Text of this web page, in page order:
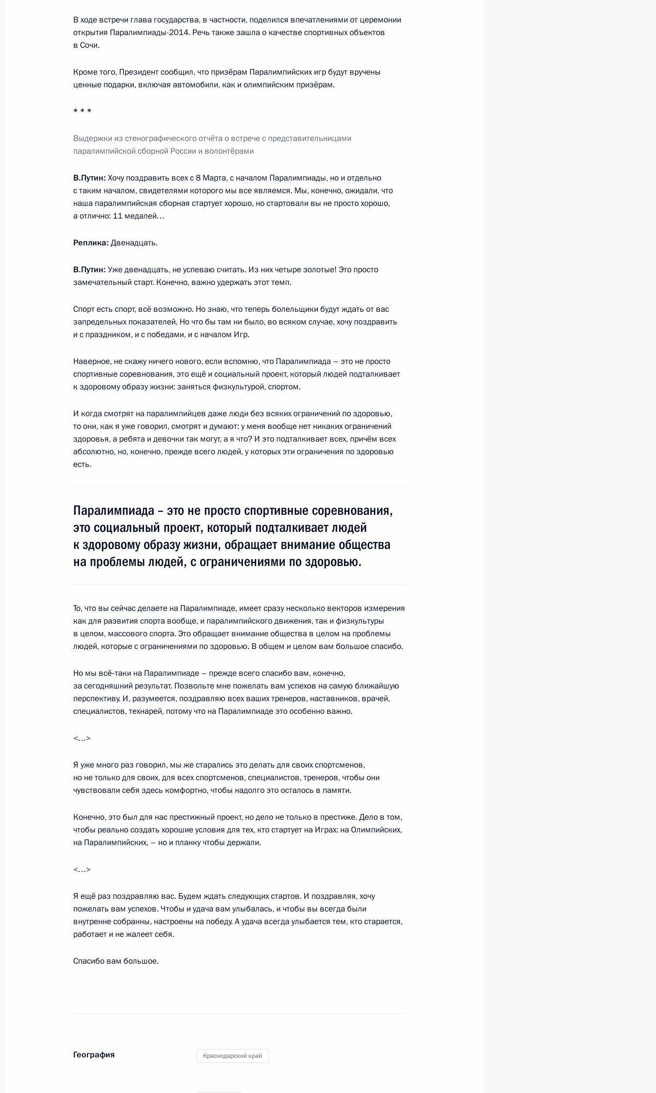
10 марта 2014 года, 16:00
Поздравление бронзовому призёру Паралимпийских зимних игр
в соревнованиях по лыжным гонкам на дистанции 15
10 марта 2014 года, 15:50
Поздравление серебряному призёру Паралимпийских зимних игр
километров Михалине Лысовой
10 марта 2014 года, 15:40
Поздравление серебряному призёру Паралимпийских зимних игр
километров Станиславу Чохлаеву
10 марта 2014 года, 15:30
Поздравление бронзовому призёру Паралимпийских зимних игр
километров Владиславу Лекомцеву
10 марта 2014 года, 15:20
Поздравление чемпиону Паралимпийских зимних игр
в соревнованиях по лыжным гонкам на дистанции 20
километров Рушану Миннегулову
10 марта 2014 года, 15:10
Поздравление серебряному призёру Паралимпийских зимних игр
в соревнованиях по горнолыжному спорту в супергиганте
Александре Францевой
10 марта 2014 года, 15:00
Телефонные разговоры с Дэвидом Кэмероном и Ангелой
Меркель
9 марта 2014 года, 17:35
Поздравление бронзовому призёру XI Паралимпийских зимних
игр в соревнованиях по лыжным гонкам на дистанции 12
километров Светлане Коноваловой
9 марта 2014 года, 14:30
Поздравление бронзовому призёру Паралимпийских зимних игр
в соревнованиях по горнолыжному спорту в супергиганте
9 марта 2014 года, 14:20
Владимир Путин посетил соревнования по слалому-супергиганту
Поздравление российским лыжникам Роману Петушкову, Иреку
9 марта 2014 года, 12:00
В ходе встречи глава государства, в частности, поделился впечатлениями от церемонии
открытия Паралимпиады-2014. Речь также зашла о качестве спортивных объектов
в Сочи.
Кроме того, Президент сообщил, что призёрам Паралимпийских игр будут вручены
ценные подарки, включая автомобили, как и олимпийским призёрам.
* * *
Выдержки из стенографического отчёта о встрече с представительницами
паралимпийской сборной России и волонтёрами
В.Путин: Хочу поздравить всех с 8 Марта, с началом Паралимпиады, но и отдельно
с таким началом, свидетелями которого мы все являемся. Мы, конечно, ожидали, что
наша паралимпийская сборная стартует хорошо, но стартовали вы не просто хорошо,
а отлично: 11 медалей…
Реплика: Двенадцать.
В.Путин: Уже двенадцать, не успеваю считать. Из них четыре золотые! Это просто
замечательный старт. Конечно, важно удержать этот темп.
Спорт есть спорт, всё возможно. Но знаю, что теперь болельщики будут ждать от вас
запредельных показателей. Но что бы там ни было, во всяком случае, хочу поздравить
и с праздником, и с победами, и с началом Игр.
Наверное, не скажу ничего нового, если вспомню, что Паралимпиада – это не просто
спортивные соревнования, это ещё и социальный проект, который людей подталкивает
к здоровому образу жизни: заняться физкультурой, спортом.
И когда смотрят на паралимпийцев даже люди без всяких ограничений по здоровью,
то они, как я уже говорил, смотрят и думают: у меня вообще нет никаких ограничений
здоровья, а ребята и девочки так могут, а я что? И это подталкивает всех, причём всех
абсолютно, но, конечно, прежде всего людей, у которых эти ограничения по здоровью
есть.
Паралимпиада – это не просто спортивные соревнования,
это социальный проект, который подталкивает людей
к здоровому образу жизни, обращает внимание общества
на проблемы людей, с ограничениями по здоровью.
То, что вы сейчас делаете на Паралимпиаде, имеет сразу несколько векторов измерения
как для развития спорта вообще, и паралимпийского движения, так и физкультуры
в целом, массового спорта. Это обращает внимание общества в целом на проблемы
людей, которые с ограничениями по здоровью. В общем и целом вам большое спасибо.
Но мы всё‑таки на Паралимпиаде – прежде всего спасибо вам, конечно,
за сегодняшний результат. Позвольте мне пожелать вам успехов на самую ближайшую
перспективу. И, разумеется, поздравляю всех ваших тренеров, наставников, врачей,
специалистов, технарей, потому что на Паралимпиаде это особенно важно.
<…>
Я уже много раз говорил, мы же старались это делать для своих спортсменов,
но не только для своих, для всех спортсменов, специалистов, тренеров, чтобы они
чувствовали себя здесь комфортно, чтобы надолго это осталось в памяти.
Конечно, это был для нас престижный проект, но дело не только в престиже. Дело в том,
чтобы реально создать хорошие условия для тех, кто стартует на Играх: на Олимпийских,
на Паралимпийских, – но и планку чтобы держали.
<…>
Я ещё раз поздравляю вас. Будем ждать следующих стартов. И поздравляя, хочу
пожелать вам успехов. Чтобы и удача вам улыбалась, и чтобы вы всегда были
внутренне собранны, настроены на победу. А удача всегда улыбается тем, кто старается,
работает и не жалеет себя.
Спасибо вам большое.
География Краснодарский край